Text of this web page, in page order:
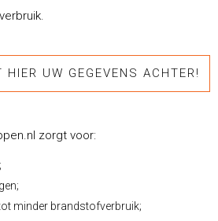
HIER UW GEGEVENS ACHTER!
zorgt voor:
minder brandstofverbruik;